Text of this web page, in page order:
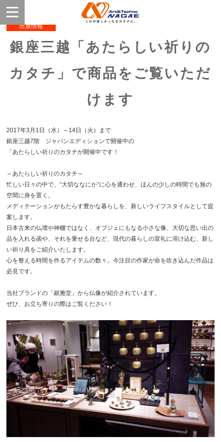
出展情報
銀座三越「あたらしい祈りの
カタチ」で商品をご覧いただ
けます
2017年3月1日（水）～14日（火）まで
銀座三越7階 ジャパンエディションで開催中の
「あたらしい祈りのカタチが開催中です！
～あたらしい祈りのカタチ～
忙しい日々の中で、“大切ななにか”に心を通わせ、ほんの少しの時間でも無の
空間に身を置く。
メディテーションがもたらす豊かな暮らしを、新しいライフスタイルとして提
案します。
日本古来の仏壇や神棚ではなく、オブジェにもなる小さな像、大切な思い出の
品を入れる函や、それを乗せる台など、現代の暮らしの室礼に溶け込む、新し
い祈り具をご紹介いたします。
心を整える時間を作るアイテムの数々。今注目の作家が命を吹き込んだ作品は
必見です。
当社ブランドの「銀雅堂」から仏像が紹介されています。
ぜひ、お立ち寄りの際はご覧ください！